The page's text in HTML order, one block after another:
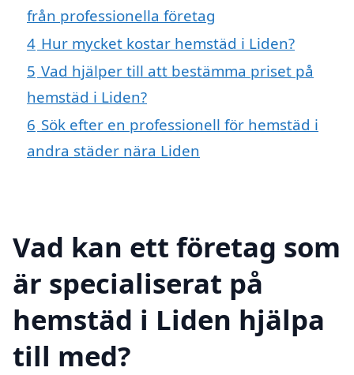
från professionella företag
4 Hur mycket kostar hemstäd i Liden?
5 Vad hjälper till att bestämma priset på
hemstäd i Liden?
6 Sök efter en professionell för hemstäd i
andra städer nära Liden
Vad kan ett företag som
är specialiserat på
hemstäd i Liden hjälpa
till med?